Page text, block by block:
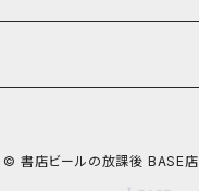
© 書店ビールの放課後 BASE店